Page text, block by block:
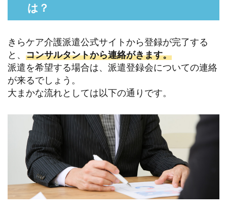
は？
きらケア介護派遣公式サイトから登録が完了する
と、 コンサルタントから連絡がきます。
派遣を希望する場合は、派遣登録会についての連絡
が来るでしょう。
大まかな流れとしては以下の通りです。